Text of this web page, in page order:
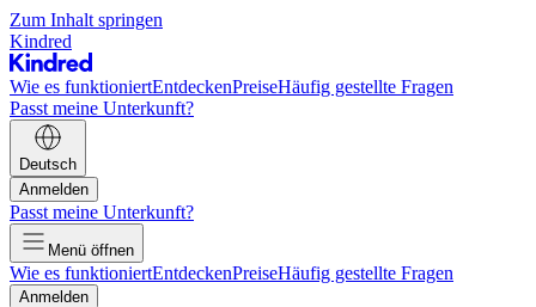
Zum Inhalt springen
Kindred
Wie es funktioniertEntdeckenPreiseHäufig gestellte Fragen
Passt meine Unterkunft?
Deutsch
Anmelden
Passt meine Unterkunft?
Menü öffnen
Wie es funktioniertEntdeckenPreiseHäufig gestellte Fragen
Anmelden